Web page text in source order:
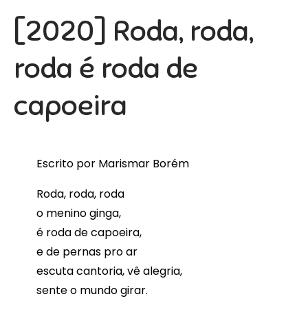
[2020] Roda, roda,
roda é roda de
capoeira
Escrito por Marismar Borém
Roda, roda, roda
o menino ginga,
é roda de capoeira,
e de pernas pro ar
escuta cantoria, vê alegria,
sente o mundo girar.